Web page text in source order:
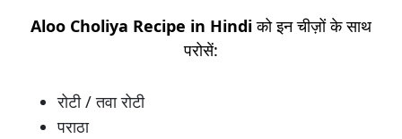
Aloo Choliya Recipe in Hindiको इन चीज़ों के साथ
परोसें:
रोटी / तवा रोटी
पराठा